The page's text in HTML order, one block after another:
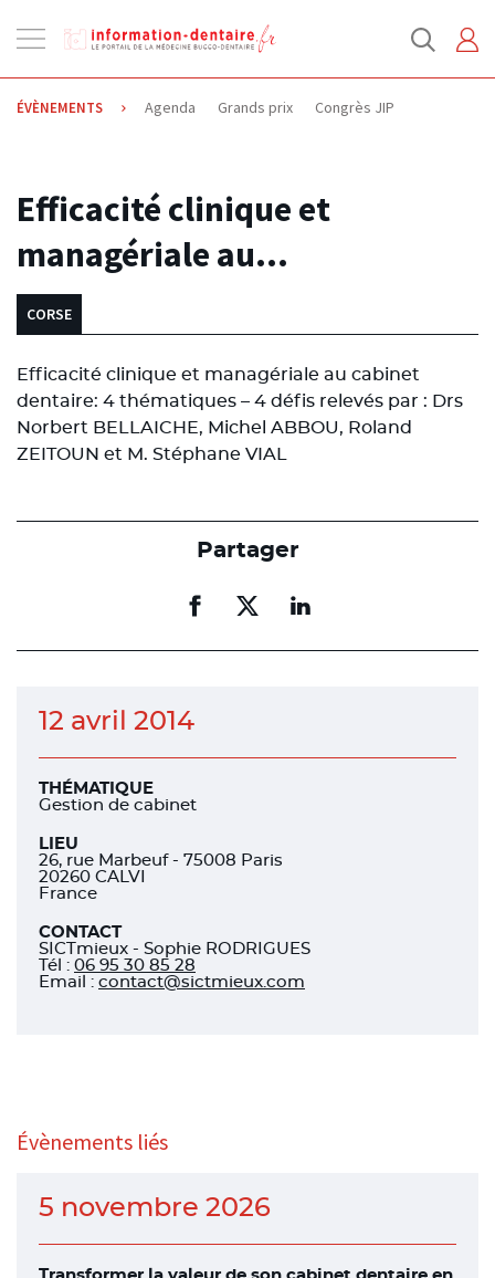
la
navigation
ÉVÈNEMENTS Agenda Grands prix Congrès JIP
14.02.2014
Efficacité clinique et
managériale au…
CORSE
Efficacité clinique et managériale au cabinet
dentaire: 4 thématiques – 4 défis relevés par : Drs
Norbert BELLAICHE, Michel ABBOU, Roland
ZEITOUN et M. Stéphane VIAL
Partager
Partager
facebook
Partager
facebook
Partager
linkedin
12 avril 2014
THÉMATIQUE
Gestion de cabinet
LIEU
26, rue Marbeuf - 75008 Paris
20260 CALVI
France
CONTACT
SICTmieux - Sophie RODRIGUES
Tél : 06 95 30 85 28
Email : contact@sictmieux.com
Évènements liés
5 novembre 2026